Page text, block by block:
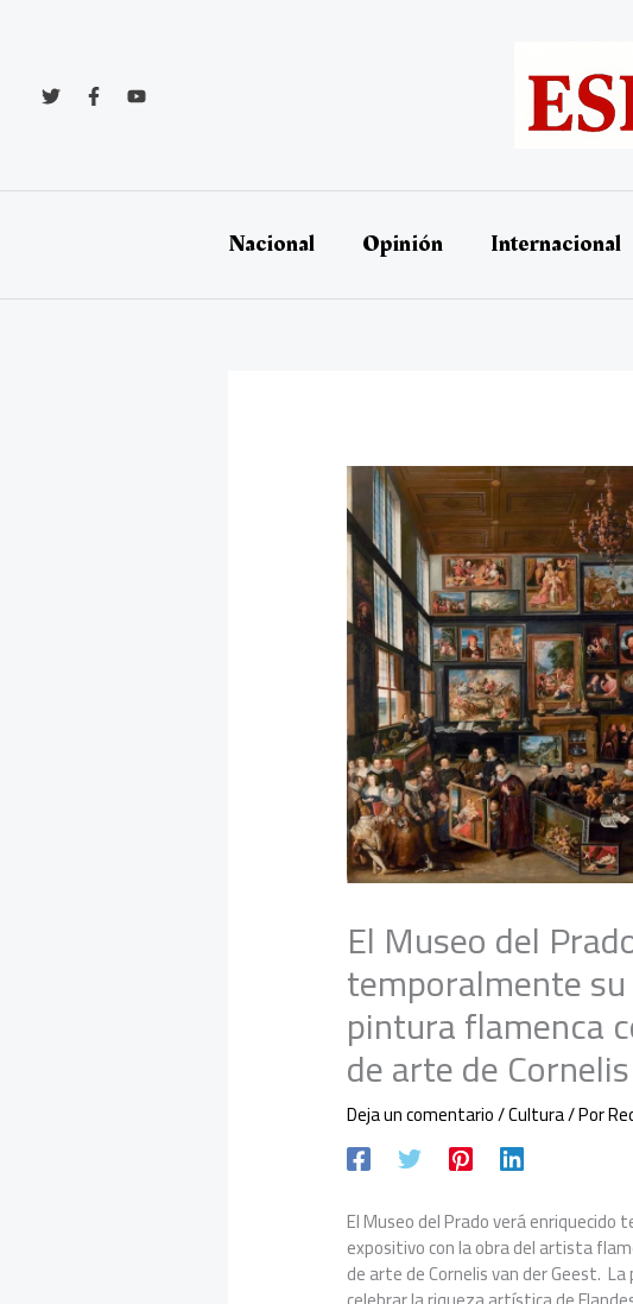
Nacional Opinión Internacional
El Museo del
temporalmente
pintura flamenca
de arte de
Deja un comentario/Cultura/ Por
El Museo del Prado verá
expositivo con la obra del artista
de arte de Cornelis van der Geest.